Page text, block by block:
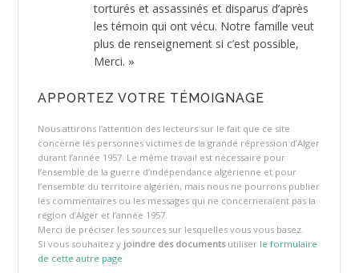
torturés et assassinés et disparus d’après
les témoin qui ont vécu. Notre famille veut
plus de renseignement si c’est possible,
Merci. »
APPORTEZ VOTRE TÉMOIGNAGE
Nous attirons l’attention des lecteurs sur le fait que ce site
concerne les personnes victimes de la grande répression d’Alger
durant l’année 1957. Le même travail est nécessaire pour
l’ensemble de la guerre d’indépendance algérienne et pour
l’ensemble du territoire algérien, mais nous ne pourrons publier
les commentaires ou les messages qui ne concerneraient pas la
région d’Alger et l’année 1957.
Merci de préciser les sources sur lesquelles vous vous basez.
Si vous souhaitez y joindre des documentsutiliser le formulaire
de cette autre page